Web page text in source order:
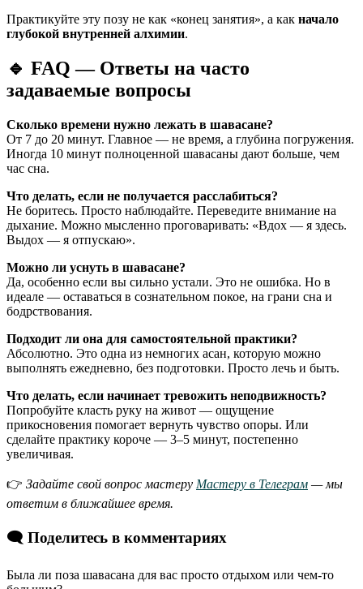
Практикуйте эту позу не как «конец занятия», а как начало
глубокой внутренней алхимии.
🔹 FAQ — Ответы на часто
задаваемые вопросы
Сколько времени нужно лежать в шавасане?
От 7 до 20 минут. Главное — не время, а глубина погружения.
Иногда 10 минут полноценной шавасаны дают больше, чем
час сна.
Что делать, если не получается расслабиться?
Не боритесь. Просто наблюдайте. Переведите внимание на
дыхание. Можно мысленно проговаривать: «Вдох — я здесь.
Выдох — я отпускаю».
Можно ли уснуть в шавасане?
Да, особенно если вы сильно устали. Это не ошибка. Но в
идеале — оставаться в сознательном покое, на грани сна и
бодрствования.
Подходит ли она для самостоятельной практики?
Абсолютно. Это одна из немногих асан, которую можно
выполнять ежедневно, без подготовки. Просто лечь и быть.
Что делать, если начинает тревожить неподвижность?
Попробуйте класть руку на живот — ощущение
прикосновения помогает вернуть чувство опоры. Или
сделайте практику короче — 3–5 минут, постепенно
увеличивая.
👉 Задайте свой вопрос мастеру Мастеру в Телеграм — мы
ответим в ближайшее время.
🗨️ Поделитесь в комментариях
Была ли поза шавасана для вас просто отдыхом или чем-то